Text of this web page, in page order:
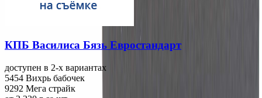
КПБ Василиса Бязь Евростандарт
доступен в 2-x вариантах
5454 Вихрь бабочек
9292 Мега страйк